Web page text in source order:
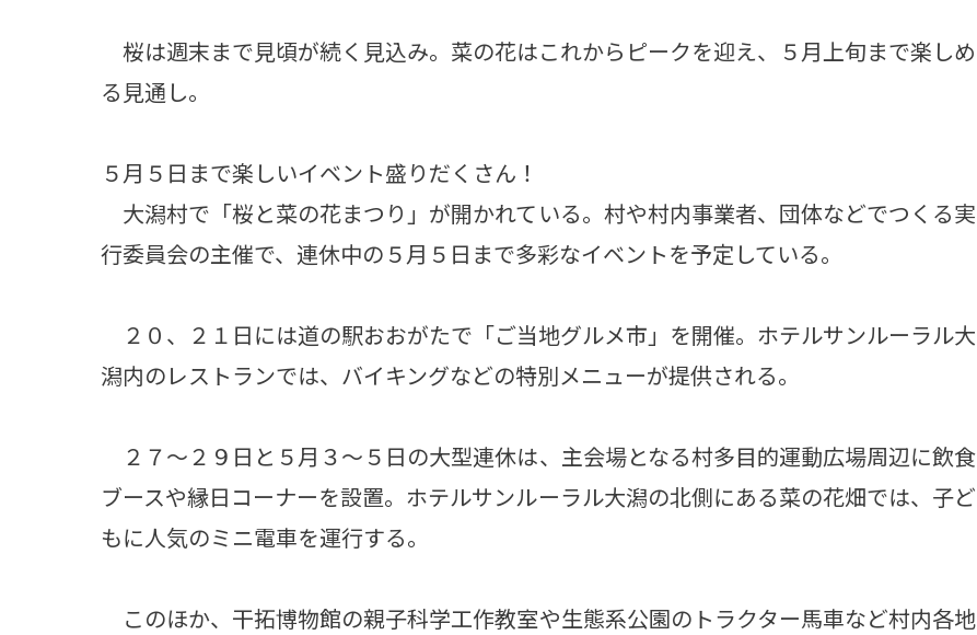
桜は週末まで見頃が続く見込み。菜の花はこれからピークを迎え、５月上旬まで楽しめ
る見通し。
５月５日まで楽しいイベント盛りだくさん！
大潟村で「桜と菜の花まつり」が開かれている。村や村内事業者、団体などでつくる実
行委員会の主催で、連休中の５月５日まで多彩なイベントを予定している。
２０、２１日には道の駅おおがたで「ご当地グルメ市」を開催。ホテルサンルーラル大
潟内のレストランでは、バイキングなどの特別メニューが提供される。
２７～２９日と５月３～５日の大型連休は、主会場となる村多目的運動広場周辺に飲食
ブースや縁日コーナーを設置。ホテルサンルーラル大潟の北側にある菜の花畑では、子ど
もに人気のミニ電車を運行する。
このほか、干拓博物館の親子科学工作教室や生態系公園のトラクター馬車など村内各地